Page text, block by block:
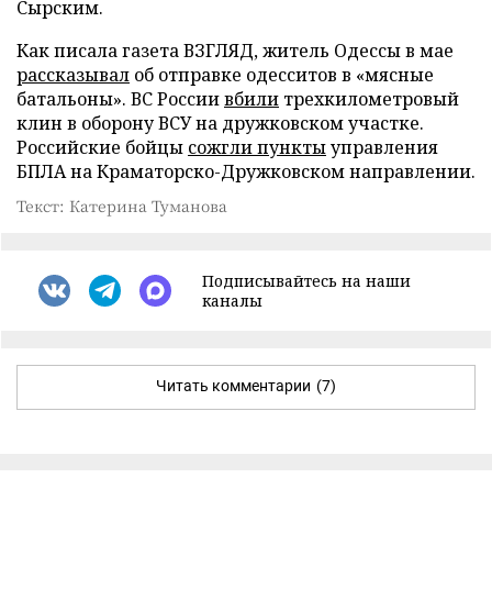
Сырским.
Как писала газета ВЗГЛЯД, житель Одессы в мае
рассказывал об отправке одесситов в «мясные
батальоны». ВС Россиивбили трехкилометровый
клин в оборону ВСУ на дружковском участке.
Российские бойцы сожгли пунктыуправления
БПЛА на Краматорско-Дружковском направлении.
Текст: Катерина Туманова
Подписывайтесь на наши
каналы
Читать комментарии (7)